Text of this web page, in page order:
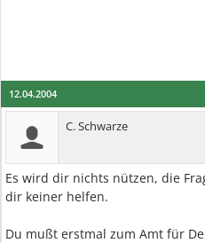
12.04.2004
C. Schwarze
Es wird dir nichts nützen, die
dir keiner helfen.
Du mußt erstmal zum Amt für